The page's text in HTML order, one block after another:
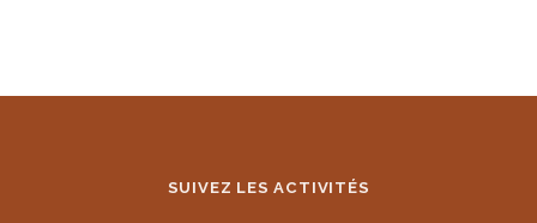
SUIVEZ LES ACTIVITÉS